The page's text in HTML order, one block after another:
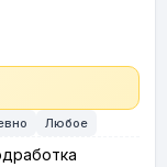
Любое